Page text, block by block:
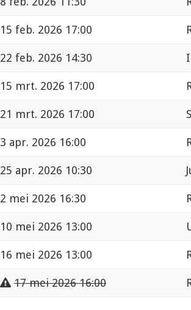
15 feb. 2026 17:00
22 feb. 2026 14:30
15 mrt. 2026 17:00
21 mrt. 2026 17:00
3 apr. 2026 16:00
25 apr. 2026 10:30
2 mei 2026 16:30
10 mei 2026 13:00
16 mei 2026 13:00
17 mei 2026 16:00